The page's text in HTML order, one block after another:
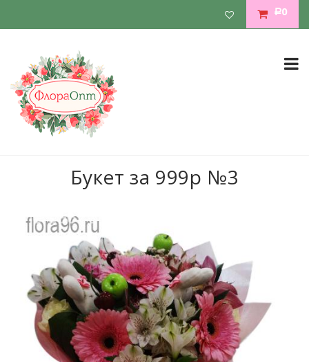
Р0
Букет за 999р №3